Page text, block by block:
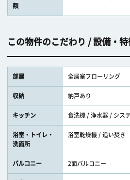
額
この物件のこだわり / 設備・特
部屋 全居室フローリング
収納 納戸あり
キッチン 食洗機 / 浄水器 / シス
浴室・トイレ・
洗面所
浴室乾燥機 / 追い焚き
バルコニー 2面バルコニー